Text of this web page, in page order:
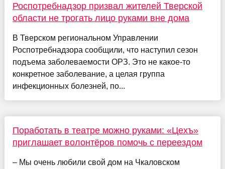
Роспотребнадзор призвал жителей Тверской
области не трогать лицо руками вне дома
В Тверском региональном Управлении
Роспотребнадзора сообщили, что наступил сезон
подъема заболеваемости ОРЗ. Это не какое-то
конкретное заболевание, а целая группа
инфекционных болезней, по...
Поработать в театре можно руками: «Цехъ»
приглашает волонтёров помочь с переездом
– Мы очень любили свой дом на Чкаловском